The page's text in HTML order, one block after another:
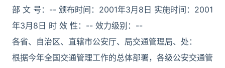
部 文 号：-- 颁布时间：2001年3月8日 实施时间：2001
年3月8日 时 效 性：-- 效力级别：--
各省、自治区、直辖市公安厅、局交通管理局、处：
根据今年全国交通管理工作的总体部署，各级公安交通管